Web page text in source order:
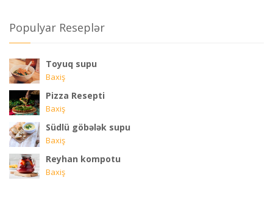
Populyar Reseplər
Toyuq supu
Baxiş
Pizza Resepti
Baxiş
Südlü göbələk supu
Baxiş
Reyhan kompotu
Baxiş